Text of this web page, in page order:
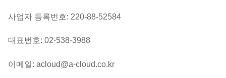
사업자 등록번호: 220-88-52584
대표번호: 02-538-3988
이메일: acloud@a-cloud.co.kr